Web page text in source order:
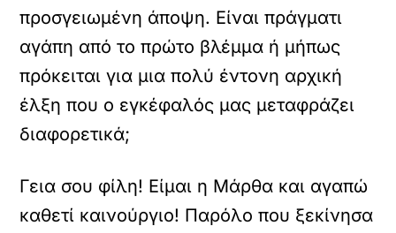
προσγειωμένη άποψη. Είναι πράγματι
αγάπη από το πρώτο βλέμμα ή μήπως
πρόκειται για μια πολύ έντονη αρχική
έλξη που ο εγκέφαλός μας μεταφράζει
διαφορετικά;
Γεια σου φίλη! Είμαι η Μάρθα και αγαπώ
καθετί καινούργιο! Παρόλο που ξεκίνησα